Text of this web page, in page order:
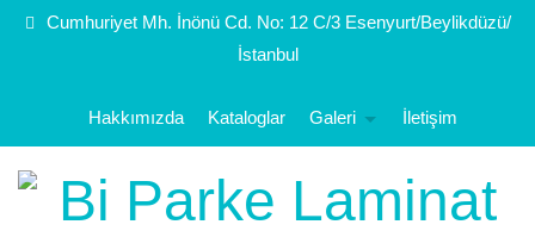
Cumhuriyet Mh. İnönü Cd. No: 12 C/3 Esenyurt/Beylikdüzü/
İstanbul
Hakkımızda Kataloglar Galeri İletişim